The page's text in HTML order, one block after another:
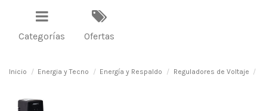
Categorías Ofertas
Inicio Energia y Tecno Energía y Respaldo Reguladores de Voltaje